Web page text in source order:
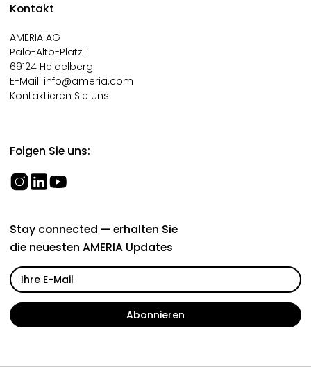
Kontakt
AMERIA AG
Palo-Alto-Platz 1
69124 Heidelberg
E-Mail: info@ameria.com
Kontaktieren Sie uns
Folgen Sie uns:
Stay connected — erhalten Sie
die neuesten AMERIA Updates